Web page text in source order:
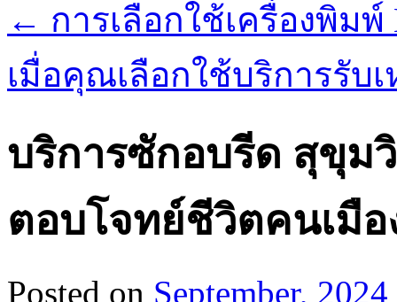
← การเลือกใช้เครื่องพิมพ์
เมื่อคุณเลือกใช้บริการรับ
บริการซักอบรีด สุขุม
ตอบโจทย์ชีวิตคนเมือ
Posted on September, 2024